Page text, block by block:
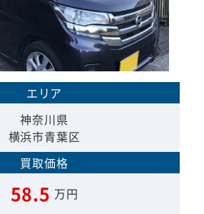
エリア
神奈川県
横浜市青葉区
買取価格
58.5 万円